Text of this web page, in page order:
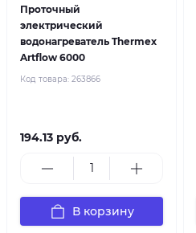
Проточный
электрический
водонагреватель Thermex
Artflow 6000
Код товара: 263866
194.13 руб.
В корзину